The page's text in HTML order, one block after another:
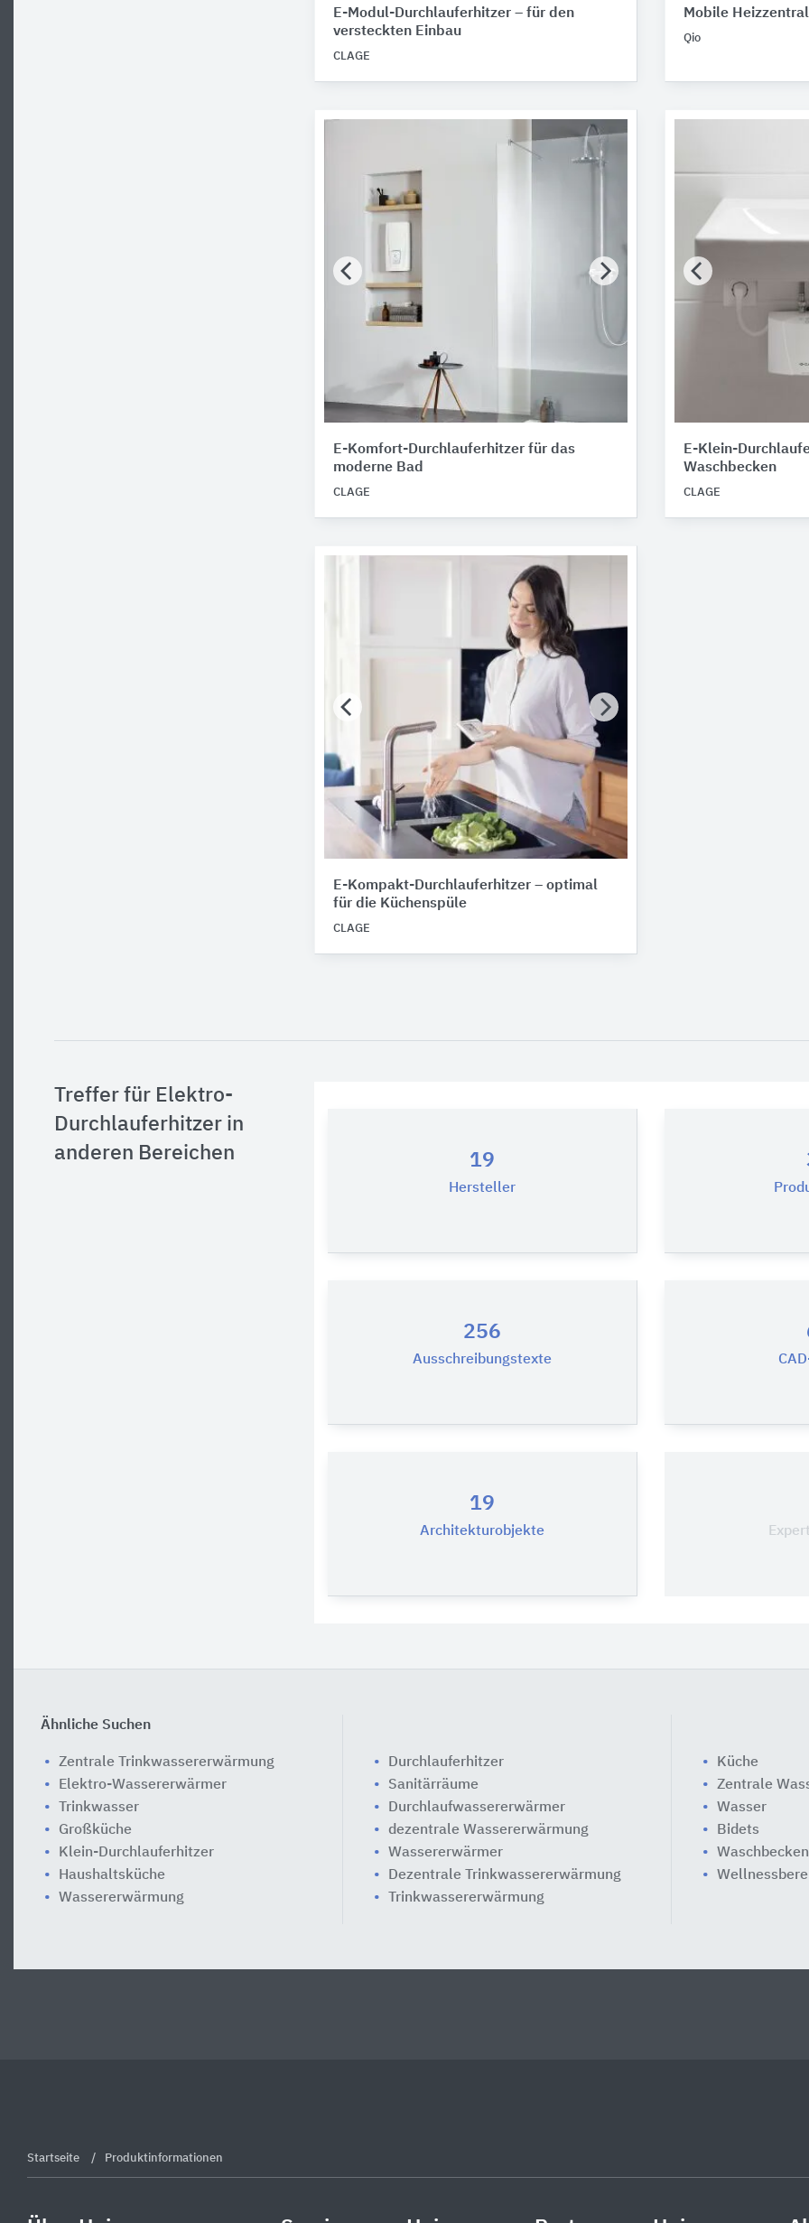
E-Modul-Durchlauferhitzer – für den
versteckten Einbau
CLAGE
Mobile
Qio
E-Komfort-Durchlauferhitzer für das
moderne Bad
CLAGE
E-Klein-
Waschbecken
CLAGE
E-Kompakt-Durchlauferhitzer – optimal
für die Küchenspüle
CLAGE
Treffer für Elektro-
Durchlauferhitzer in
anderen Bereichen
19
Hersteller
256
Ausschreibungstexte
19
Architekturobjekte
Ähnliche Suchen
Zentrale Trinkwassererwärmung
Elektro-Wassererwärmer
Trinkwasser
Großküche
Klein-Durchlauferhitzer
Haushaltsküche
Wassererwärmung
Durchlauferhitzer
Sanitärräume
Durchlaufwassererwärmer
dezentrale Wassererwärmung
Wassererwärmer
Dezentrale Trinkwassererwärmung
Trinkwassererwärmung
Küche
Zentrale
Wasser
Bidets
Waschbecken
Startseite Produktinformationen